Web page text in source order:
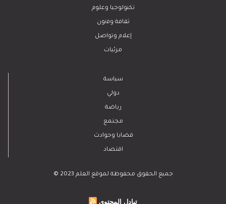
تكنولوجيا وعلوم
ﺛﻘﺎﻓﺔ وﻓﻧون
إعلام وتواصل
مرئيات
سياسة
دولي
رياضة
مجتمع
قضايا وحوادث
اقتصاد
© 2023 جميع الحقوق محفوظة لموقع العلم
تبادل المحتوى